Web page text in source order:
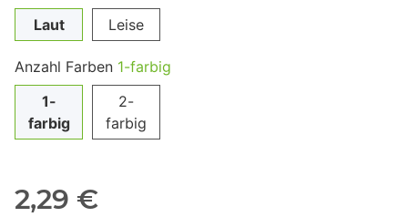
Laut
Leise
Anzahl Farben 1-farbig
1-
farbig
2-
farbig
2,29 €